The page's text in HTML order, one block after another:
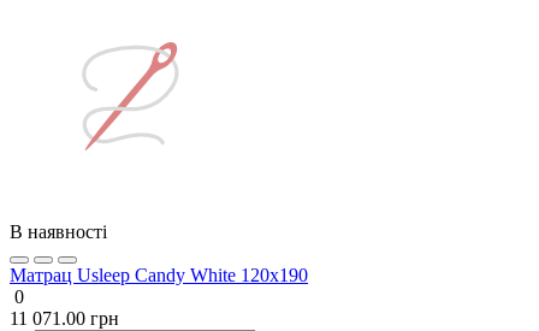
В наявності
Матрац Usleep Candy White 120x190
0
11 071.00 грн